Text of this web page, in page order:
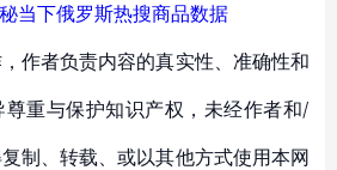
当下俄罗斯热搜商品数据
作者负责内容的真实性、准确性和
重与保护知识产权，未经作者和/
制、转载、或以其他方式使用本网